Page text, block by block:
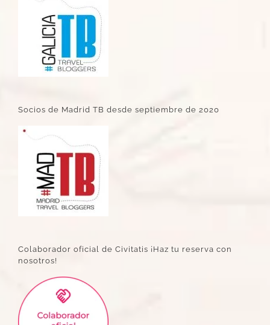
Socios de Madrid TB desde septiembre de 2020
Colaborador oficial de Civitatis ¡Haz tu reserva con
nosotros!